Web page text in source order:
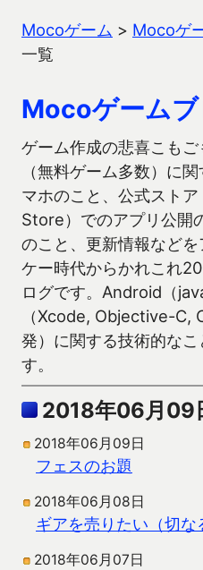
Mocoゲーム > Mocoゲ
一覧
Mocoゲーム
ゲーム作成の悲喜こも
（無料ゲーム多数）に
マホのこと、公式スト
Store）でのアプリ公開
のこと、更新情報など
ケー時代からかれこれ
ログです。Android（
（Xcode, Objective-C,
発）に関する技術的な
す。
2018年06月09
2018年06月09日
フェスのお題
2018年06月08日
ギアを売りたい（切な
2018年06月07日